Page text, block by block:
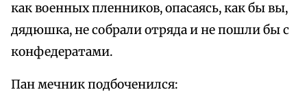
как военных пленников, опасаясь, как бы вы,
дядюшка, не собрали отряда и не пошли бы с
конфедератами.
Пан мечник подбоченился: